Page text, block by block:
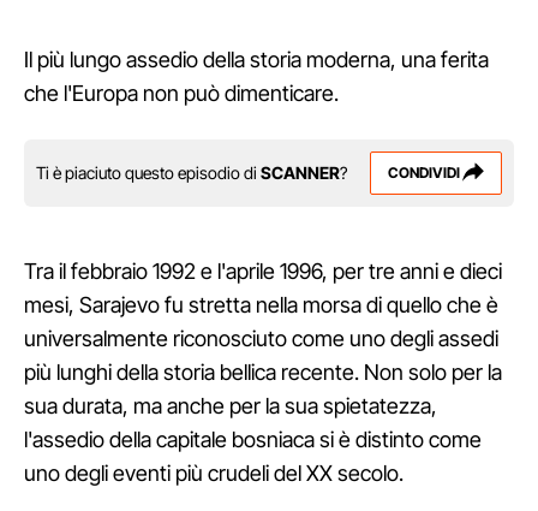
Il più lungo assedio della storia moderna, una ferita
che l'Europa non può dimenticare.
Ti è piaciuto questo episodio di SCANNER? CONDIVIDI
Tra il febbraio 1992 e l'aprile 1996, per tre anni e dieci
mesi, Sarajevo fu stretta nella morsa di quello che è
universalmente riconosciuto come uno degli assedi
più lunghi della storia bellica recente. Non solo per la
sua durata, ma anche per la sua spietatezza,
l'assedio della capitale bosniaca si è distinto come
uno degli eventi più crudeli del XX secolo.